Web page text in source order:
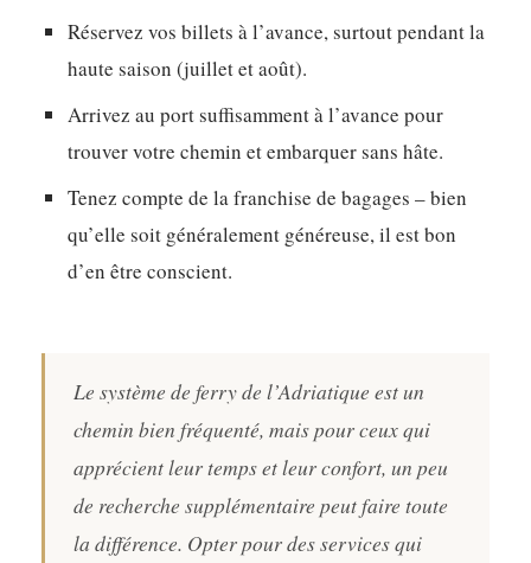
Réservez vos billets à l’avance, surtout pendant la
haute saison (juillet et août).
Arrivez au port suffisamment à l’avance pour
trouver votre chemin et embarquer sans hâte.
Tenez compte de la franchise de bagages – bien
qu’elle soit généralement généreuse, il est bon
d’en être conscient.
Le système de ferry de l’Adriatique est un
chemin bien fréquenté, mais pour ceux qui
apprécient leur temps et leur confort, un peu
de recherche supplémentaire peut faire toute
la différence. Opter pour des services qui